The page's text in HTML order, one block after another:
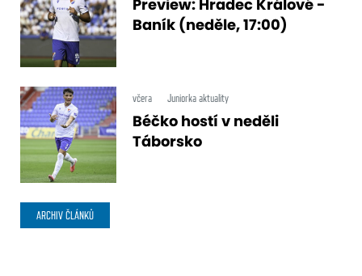
Preview: Hradec Králové -
Baník (neděle, 17:00)
včera Juniorka aktuality
Béčko hostí v neděli
Táborsko
ARCHIV ČLÁNKŮ